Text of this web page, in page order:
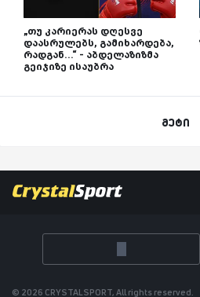
„თუ კარიერას დღესვე
დაასრულებს, გამიხარდება,
რადგან...“ - აბდელაზიზმა
გეიჯიზე ისაუბრა
მეტი
© 2026 CRYSTALSPORT, All rights reserved.